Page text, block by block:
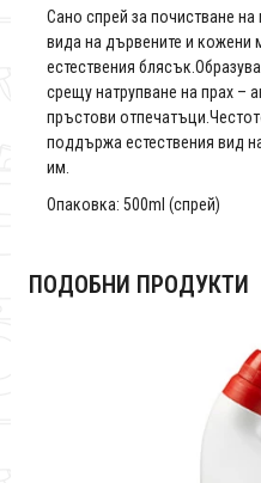
Сано спрей за почистване
вида на дървените и кожени
естествения
срещу натрупване на прах –
пръстови
поддържа естествения вид
им.
Опаковка: 500ml (спрей)
ПОДОБНИ ПРОДУКТИ